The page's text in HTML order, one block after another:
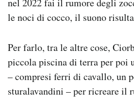
le noci di cocco, il suono
Per farlo, tra le altre cose,
piccola piscina di terra per poi
– compresi ferri di cavallo, un
sturalavandini – per ricreare il